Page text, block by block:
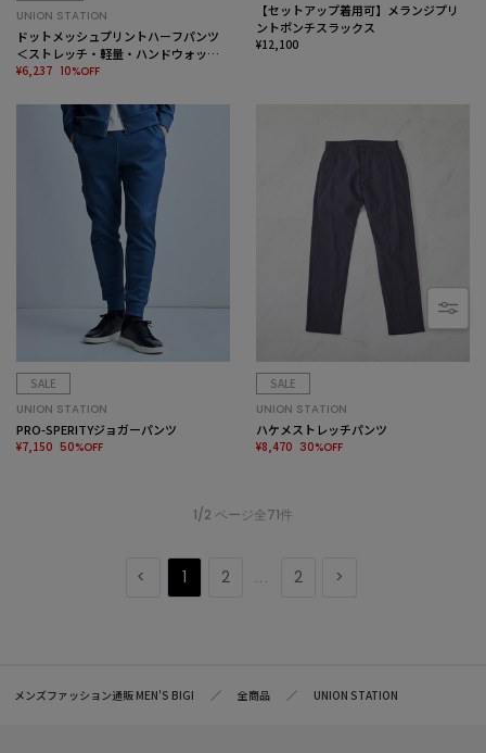
UNION STATION
ドットメッシュプリントハーフパンツ
＜ストレッチ・軽量・ハンドウォッシ
ャブル・通気性＞
¥6,237 10%OFF
【セットアップ着用可】メランジプリ
ントポンチスラックス
¥12,100
SALE
UNION STATION
PRO-SPERITYジョガーパンツ
¥7,150 50%OFF
SALE
UNION STATION
ハケメストレッチパンツ
¥8,470 30%OFF
1/2 ページ全71件
1 2 ... 2
メンズファッション通販 MEN'S BIGI 全商品 UNION STATION